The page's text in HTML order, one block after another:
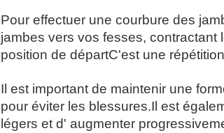
Pour effectuer une courbure des
jambes vers vos fesses,
position de départC'est une
Il est important de maintenir une
pour éviter les blessures.Il est
légers et d' augmenter